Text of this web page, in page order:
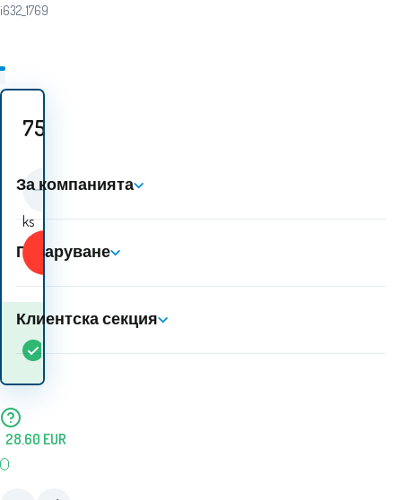
i632_1769
75.60
ks
Купи
наличност 1 ks стоката? 10.08. - 11.08.
28.60 EUR
За компанията
Пазаруване
Клиентска секция